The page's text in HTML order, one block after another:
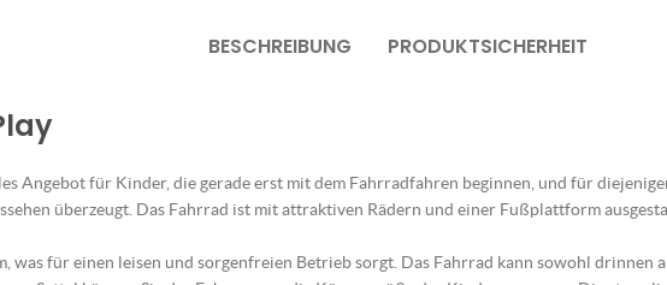
BESCHREIBUNG PRODUKTSICHERHEIT
Angebot für Kinder, die gerade erst mit dem Fahrradfahren beginnen, und für
überzeugt. Das Fahrrad ist mit attraktiven Rädern und einer Fußplattform
was für einen leisen und sorgenfreien Betrieb sorgt. Das Fahrrad kann sowohl drinnen